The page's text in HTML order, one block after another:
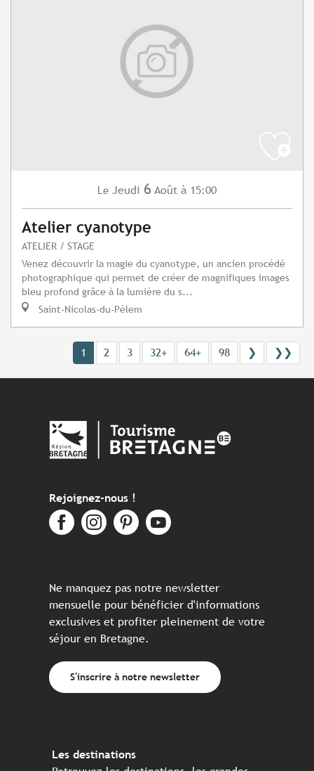
Le Jeudi 6 Août à 15:00
Atelier cyanotype
ATELIER / STAGE
Venez découvrir la magie du cyanotype, un ancien procédé
photographique qui permet de créer de magnifiques images
bleu profond grâce à la lumière du s...
Saint-Nicolas-du-Pélem
1 2 3 32+ 64+ 98 ❯ ❯❯
Rejoignez-nous !
Ne manquez pas notre newsletter
mensuelle pour bénéficier d'informations
exclusives et profiter pleinement de votre
séjour en Bretagne.
S'inscrire à notre newsletter
Les destinations